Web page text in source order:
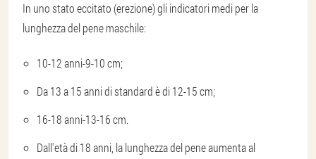
In uno stato eccitato (erezione) gli indicatori medi per la
lunghezza del pene maschile:
10-12 anni-9-10 cm;
Da 13 a 15 anni di standard è di 12-15 cm;
16-18 anni-13-16 cm.
Dall'età di 18 anni, la lunghezza del pene aumenta al